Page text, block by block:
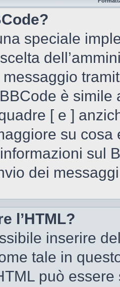
speciale
è simile
[ e ]
su
sul
dei
l’HTML?
inserire
tale in
può